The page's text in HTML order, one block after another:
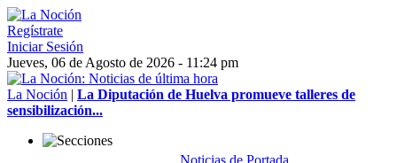
Regístrate
Iniciar Sesión
Jueves, 06 de Agosto de 2026 - 11:24 pm
La Noción | La Diputación de Huelva promueve talleres de
sensibilización...
Noticias de Portada